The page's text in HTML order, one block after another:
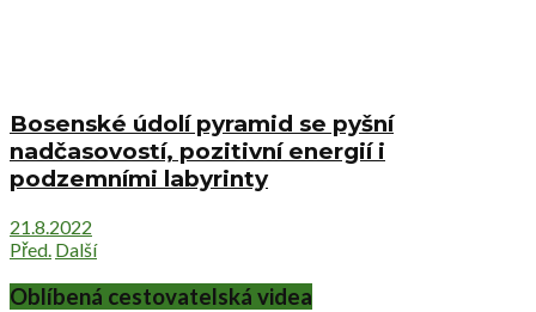
Bosenské údolí pyramid se pyšní
nadčasovostí, pozitivní energií i
podzemními labyrinty
21.8.2022
Před. Další
Oblíbená cestovatelská videa